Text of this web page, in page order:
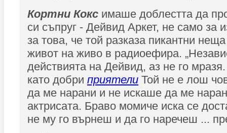
Кортни Кокс имаше доблестта да
си съпруг - Дейвид Аркет, не само за
за това, че той разказа пикантни
живот на живо в радиоефира.
действията на Дейвид, аз не го
като добри приятели Той не е лош
да ме нарани и не искаше да ме
актрисата. Браво момиче иска се
не му го върнеш и да го наречеш ...